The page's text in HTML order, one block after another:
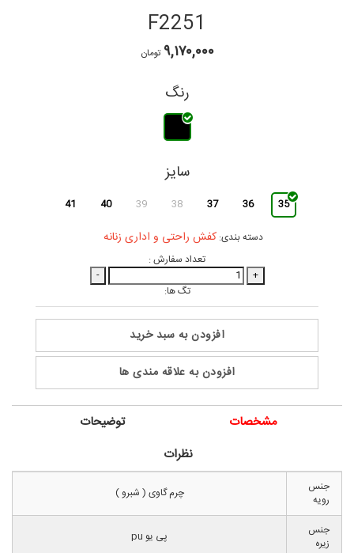
F2251
۹,۱۷۰,۰۰۰ تومان
رنگ
سایز
35
36
37
38
39
40
41
دسته بندی:کفش راحتی و اداری زنانه
تعداد سفارش :
+
-
تگ ها:
افزودن به سبد خرید
افزودن به علاقه مندی ها
مشخصات
توضیحات
نظرات
جنس
رویه
چرم گاوی ( شبرو )
جنس
زیره
پی یو pu